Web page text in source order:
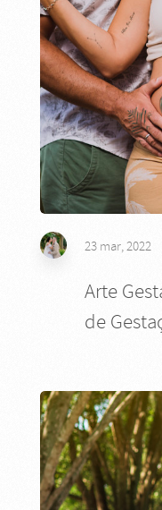
23 mar, 2022
Arte
de